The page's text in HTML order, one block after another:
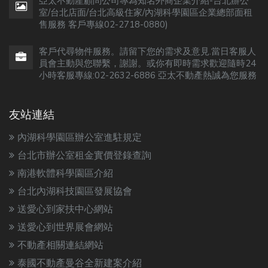
室/台北店面/台北高級住家/內湖科學園區企業總部面租
售服務 客戶專線02-2718-0880)
客戶代尋物件服務。請留下您的需求及意見.當日客服人
員會主動與您聯繫，謝謝。或你有即時需求歡迎隨時24
小時客服專線:02-2632-6886 亞太不動產熱誠為您服務
友站連結
內湖科學園區辦公室進駐規定
台北市辦公室租金實價登錄查詢
南港軟體科學園區介紹
台北內湖科技園區發展協會
送愛心到家扶中心網站
送愛心到世界展會網站
不動產相關連結網站
泰國不動產曼谷全新建案介紹